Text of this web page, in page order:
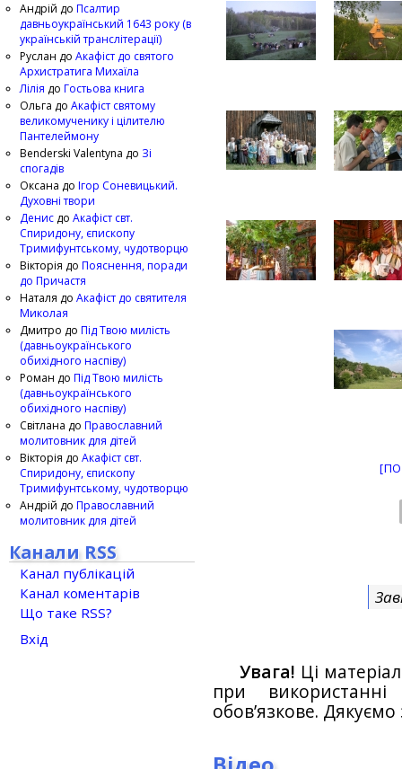
Увага! Ці
при
обов’язкове.
Андрій до Псалтир
давньоукраїнський 1643 року (в
українській транслітерації)
Руслан до Акафіст до святого
Архистратига Михаїла
Лілія до Гостьова книга
Ольга до Акафіст святому
великомученику і цілителю
Пантелеймону
Benderski Valentyna до Зі
спогадів
Оксана до Ігор Соневицький.
Духовні твори
Денис до Акафіст свт.
Спиридону, єпископу
Тримифунтському, чудотворцю
Вікторія до Пояснення, поради
до Причастя
Наталя до Акафіст до святителя
Миколая
Дмитро до Під Твою милість
(давньоукраїнського
обихідного наспіву)
Роман до Під Твою милість
(давньоукраїнського
обихідного наспіву)
Світлана до Православний
молитовник для дітей
Вікторія до Акафіст свт.
Спиридону, єпископу
Тримифунтському, чудотворцю
Андрій до Православний
молитовник для дітей
Канали RSS
Канал публікацій
Канал коментарів
Що таке RSS?
Вхід